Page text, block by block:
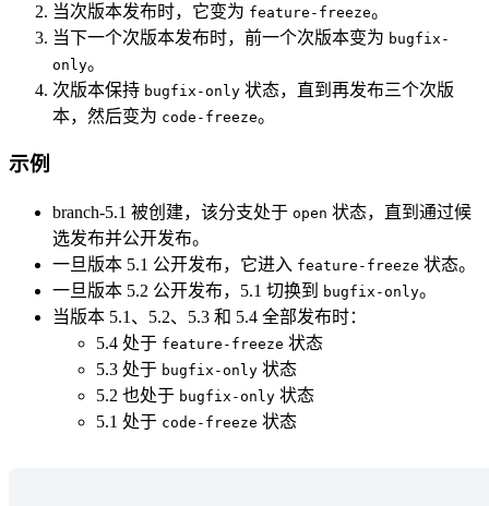
当次版本发布时，它变为 feature-freeze。
当下一个次版本发布时，前一个次版本变为 bugfix-
only。
次版本保持 bugfix-only 状态，直到再发布三个次版
本，然后变为 code-freeze。
示例
branch-5.1 被创建，该分支处于 open 状态，直到通过候
选发布并公开发布。
一旦版本 5.1 公开发布，它进入 feature-freeze 状态。
一旦版本 5.2 公开发布，5.1 切换到
bugfix-only。
当版本 5.1、5.2、5.3 和 5.4 全部发布时：
5.4 处于 feature-freeze 状态
5.3 处于 bugfix-only 状态
5.2 也处于 bugfix-only 状态
5.1 处于 code-freeze 状态